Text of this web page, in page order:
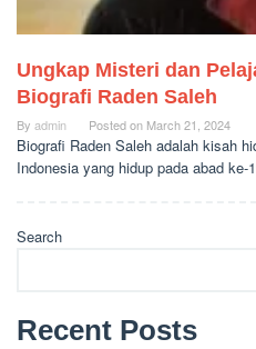
Ungkap Misteri dan
Biografi Raden Saleh
By admin Posted on March 21, 2024
Biografi Raden Saleh adalah kisah
Indonesia yang hidup pada abad
Search
Recent Posts